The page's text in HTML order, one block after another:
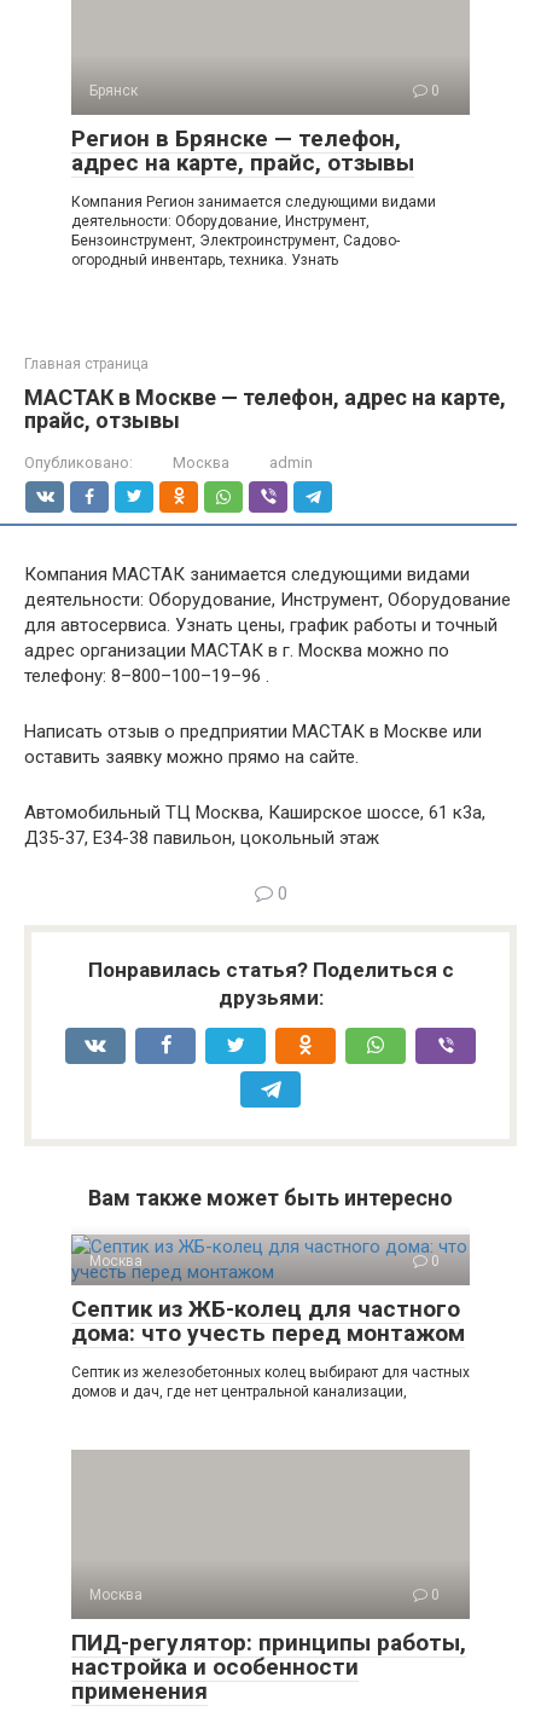
Брянск 0
Регион в Брянске — телефон,
адрес на карте, прайс, отзывы
Компания Регион занимается следующими видами
деятельности: Оборудование, Инструмент,
Бензоинструмент, Электроинструмент, Садово-
огородный инвентарь, техника. Узнать
Главная страница
МАСТАК в Москве — телефон, адрес на карте,
прайс, отзывы
Опубликовано: Москва admin
Компания МАСТАК занимается следующими видами
деятельности: Оборудование, Инструмент, Оборудование
для автосервиса. Узнать цены, график работы и точный
адрес организации МАСТАК в г. Москва можно по
телефону: 8–800–100–19–96 .
Написать отзыв о предприятии МАСТАК в Москве или
оставить заявку можно прямо на сайте.
Автомобильный ТЦ Москва, Каширское шоссе, 61 к3а,
Д35-37, Е34-38 павильон, цокольный этаж
0
Понравилась статья? Поделиться с
друзьями:
Вам также может быть интересно
Москва 0
Септик из ЖБ-колец для частного
дома: что учесть перед монтажом
Септик из железобетонных колец выбирают для частных
домов и дач, где нет центральной канализации,
Москва 0
ПИД-регулятор: принципы работы,
настройка и особенности
применения